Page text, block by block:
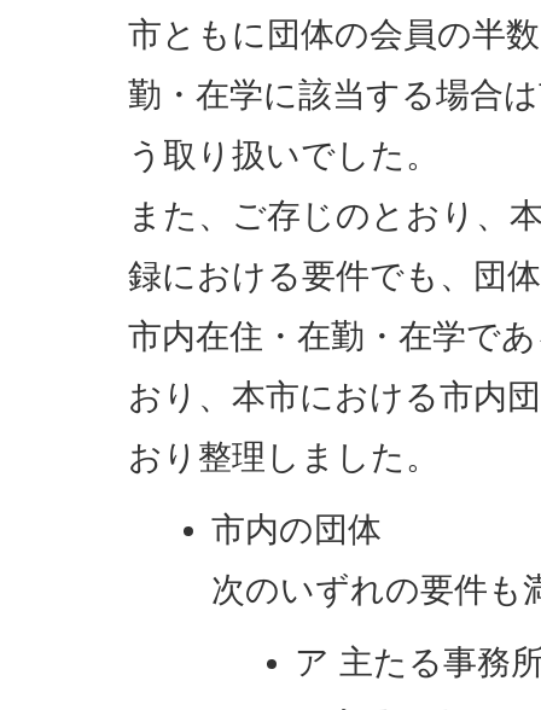
市ともに団体の会員の半
勤・在学に該当する場合
う取り扱いでした。
また、ご存じのとおり、
録における要件でも、団
市内在住・在勤・在学で
おり、本市における市内
おり整理しました。
市内の団体
次のいずれの要件も
ア 主たる事務